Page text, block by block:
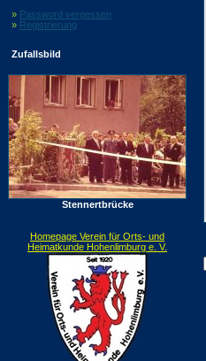
» Password vergessen
» Registrierung
Zufallsbild
Stennertbrücke
Homepage Verein für Orts- und
Heimatkunde Hohenlimburg e. V.